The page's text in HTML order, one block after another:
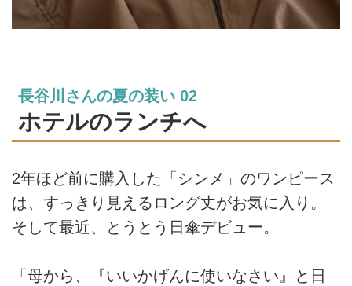
長谷川さんの夏の装い 02
ホテルのランチへ
2年ほど前に購入した「シンメ」のワンピース
は、すっきり見えるロング丈がお気に入り。
そして最近、とうとう日傘デビュー。
「母から、『いいかげんに使いなさい』と日